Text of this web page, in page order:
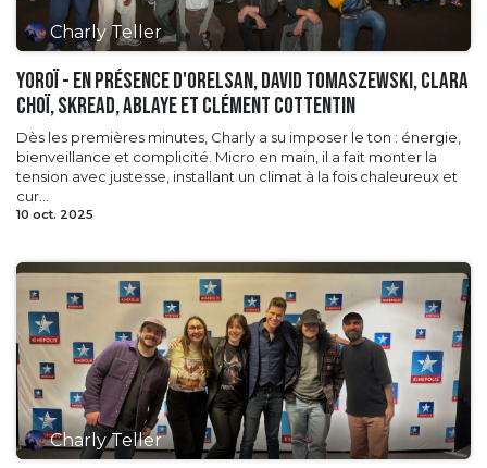
Charly Teller
Yoroï - en présence d'Orelsan, David Tomaszewski, Clara
Choï, Skread, Ablaye et Clément Cottentin
Dès les premières minutes, Charly a su imposer le ton : énergie,
bienveillance et complicité. Micro en main, il a fait monter la
tension avec justesse, installant un climat à la fois chaleureux et
cur...
10 oct. 2025
Charly Teller